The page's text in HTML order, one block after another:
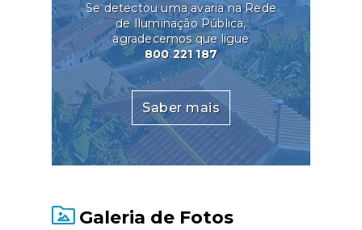
Se detectou uma avaria na Rede
de Iluminação Pública,
agradecemos que ligue
800 221 187
Saber mais
Galeria de Fotos